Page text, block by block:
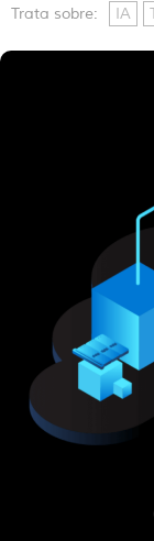
Trata sobre: IA